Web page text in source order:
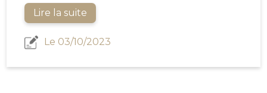
Lire la suite
Le 03/10/2023